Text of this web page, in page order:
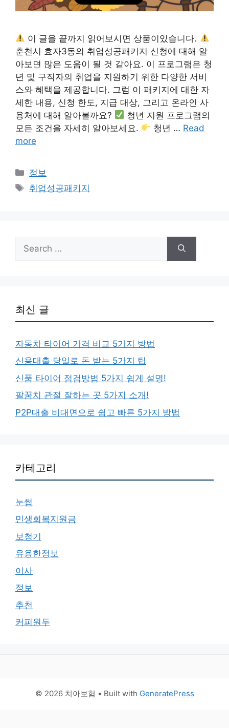
이 글을 끝까지 읽어보시면 상품이있습니다.
춘천시 효자3동의 취업성공패키지 신청에 대해 알
아보면 많은 도움이 될 것 같아요. 이 프로그램은 청
년 및 구직자의 취업을 지원하기 위한 다양한 서비
스와 혜택을 제공합니다. 그럼 이 패키지에 대한 자
세한 내용, 신청 한도, 지급 대상, 그리고 온라인 사
용처에 대해 알아볼까요?
청년 지원 프로그램의
모든 조건을 자세히 알아보세요.
청년 … Read
more
Categories
정보
Tags
취업성공패키지
for:
최신 글
자동차 타이어 가격 비교 5가지 방법
신용대출 당일로 돈 받는 5가지 팁
신품 타이어 점검방법 5가지 쉽게 설명!
팔꿈치 관절 잘하는 곳 5가지 소개!
P2P대출 비대면으로 쉽고 빠른 5가지 방법
카테고리
눈썹
민생회복지원금
보청기
유용한정보
이사
정보
추천
커피원두
© 2026 치아보험 • Built with GeneratePress